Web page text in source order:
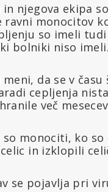
in njegova ekipa
ravni monocitov
so imeli
bolniki niso imeli.
meni, da se v
cepljenja
več
so monociti, ko
in izklopili
se pojavlja pri